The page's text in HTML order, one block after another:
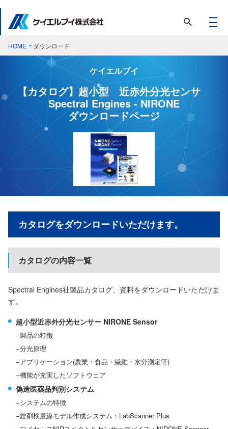
HOME ダウンロード
ケイエルブイ
【カタログ】超小型 近赤外分光センサ
Spectral Engines - NIRONE
ダウンロードページ
カタログをダウンロードいただけます。
カタログの内容一覧
Spectral Engines社製品カタログ、資料をダウンロードいただけま
す。
超小型近赤外分光センサー NIRONE Sensor
製品の特徴
分光原理
アプリケーション(農業・食品・繊維・水分測定等)
機能が充実したソフトウェア
偽造医薬品判別システム
システムの特徴
錠剤検量線モデル作成システム：LabScanner Plus